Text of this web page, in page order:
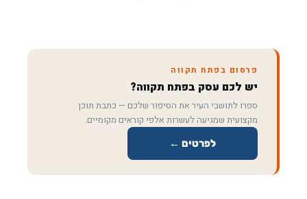
פרסום בפתח תקווה
יש לכם עסק בפתח תקווה?
ספרו לתושבי העיר את הסיפור שלכם — כתבת תוכן
מקצועית שמגיעה לעשרות אלפי קוראים מקומיים.
לפרטים ←